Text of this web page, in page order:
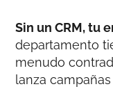
Sin un CRM, tu
departamento
menudo
lanza